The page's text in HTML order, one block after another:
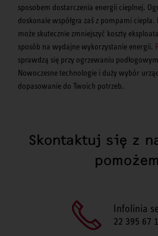
sposobem dostarczenia energii cieplnej.
doskonale współgra zaś z pompami
może skutecznie zmniejszyć koszty
sposób na wydajne wykorzystanie energii.
sprawdzą się przy ogrzewaniu
Nowoczesne technologie i duży wybór
dopasowanie do Twoich potrzeb.
Skontaktuj się z
Infolinia
22 395 67